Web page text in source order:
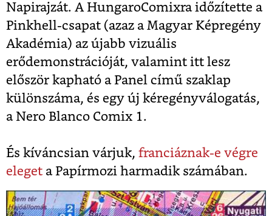
Napirajzát. A HungaroComixra időzítette a
Pinkhell-csapat (azaz a Magyar Képregény
Akadémia) az újabb vizuális
erődemonstrációját, valamint itt lesz
először kapható a Panel című szaklap
különszáma, és egy új kéregényválogatás,
a Nero Blanco Comix 1.
És kíváncsian várjuk, franciáznak-e végre
eleget a Papírmozi harmadik számában.